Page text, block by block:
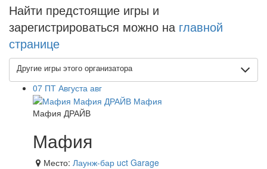
Найти предстоящие игры и
зарегистрироваться можно на главной
странице
Другие игры этого организатора
07 ПТ Августа авг
Мафия ДРАЙВ
Мафия
Место: Лаунж-бар uct Garage